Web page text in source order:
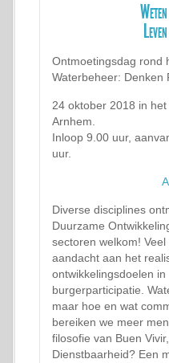
Ontmoetingsdag rond
Waterbeheer: Denken
24 oktober 2018 in
Arnhem.
Inloop 9.00 uur,
uur.
Diverse disciplines
Duurzame
sectoren welkom!
aandacht aan het
ontwikkelingsdoelen
burgerparticipatie.
maar hoe en wat
bereiken we meer
filosofie van Buen
Dienstbaarheid? Een